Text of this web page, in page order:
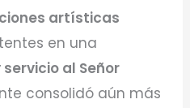
artísticas
en una
al Señor
consolidó aún más